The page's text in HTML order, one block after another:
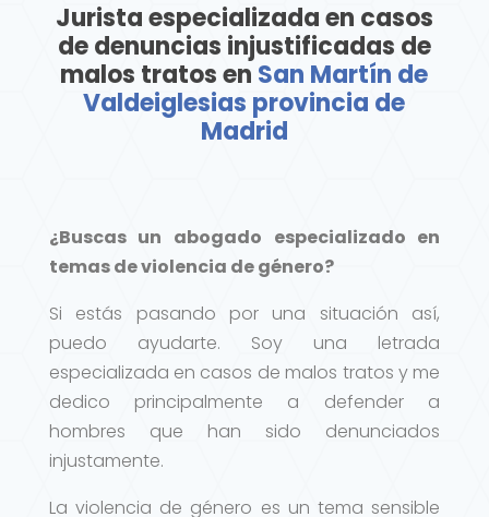
Jurista especializada en casos
de denuncias injustificadas de
malos tratos en San Martín de
Valdeiglesias provincia de
Madrid
¿Buscas un abogado especializado en
temas de violencia de género?
Si estás pasando por una situación así,
puedo ayudarte. Soy una letrada
especializada en casos de malos tratos y me
dedico principalmente a defender a
hombres que han sido denunciados
injustamente.
La violencia de género es un tema sensible